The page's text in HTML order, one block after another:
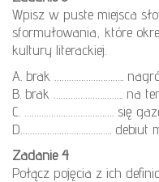
Wpisz w puste miejsca
sformułowania, które
kultury literackiej.
A. brak ………………………..
B. brak ……………………….. na
C. ………………………………. się
D……………………………….. debiut
Zadanie 4
Połącz pojęcia z ich